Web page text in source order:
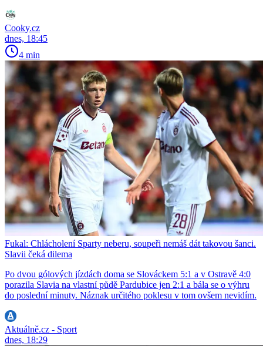
Cooky.cz
dnes, 18:45
4 min
Fukal: Chlácholení Sparty neberu, soupeři nemáš dát takovou šanci.
Slavii čeká dilema
Po dvou gólových jízdách doma se Slováckem 5:1 a v Ostravě 4:0
porazila Slavia na vlastní půdě Pardubice jen 2:1 a bála se o výhru
do poslední minuty. Náznak určitého poklesu v tom ovšem nevidím.
Aktuálně.cz - Sport
dnes, 18:29